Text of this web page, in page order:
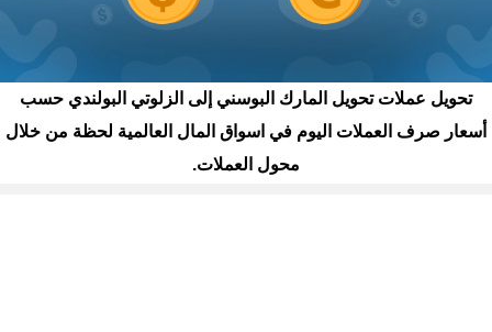
تحويل عملات تحويل المارك البوسني إلى الزلوتي البولندي حسب
أسعار صرف العملات اليوم في اسواق المال العالمية لحظة من خلال
محول العملات.